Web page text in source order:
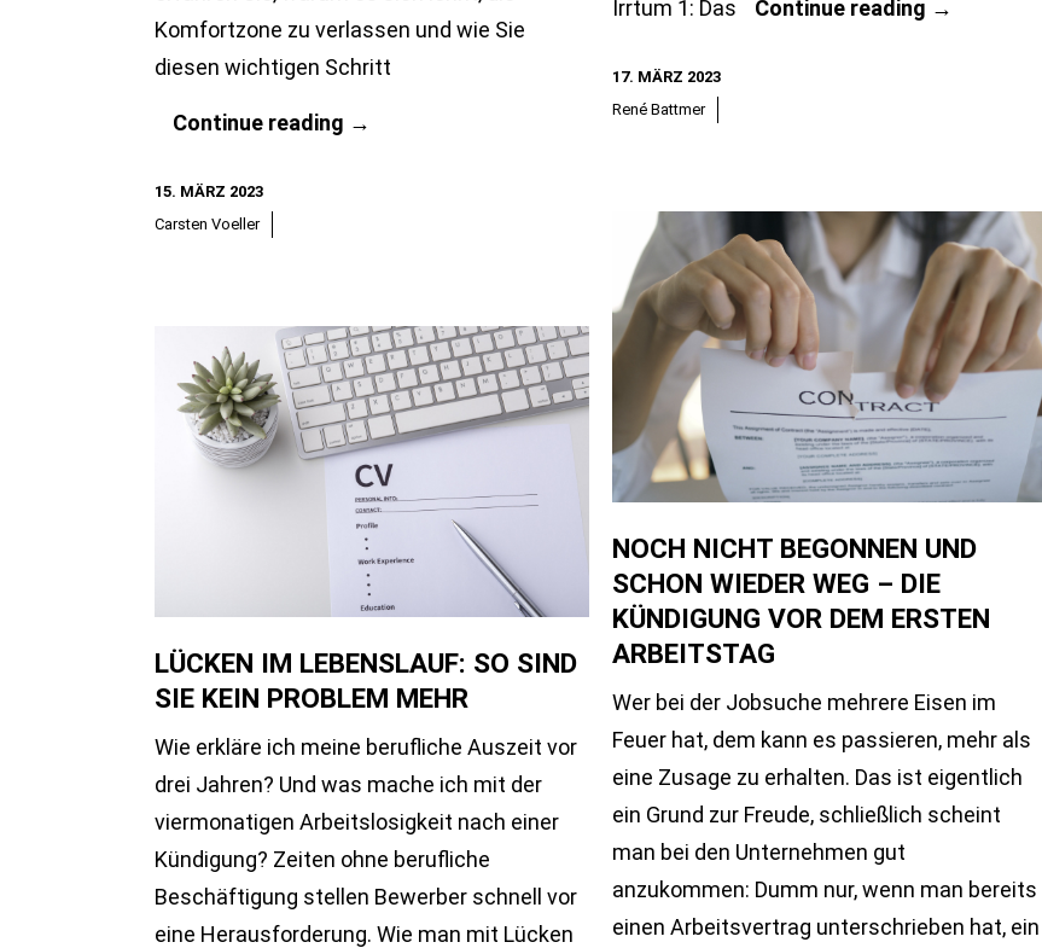
Irrtum 1: Das Continue reading Jobsuche:
Irrtümer
von
Bewerbern
→
17. MÄRZ 2023
René Battmer
Komfortzone zu verlassen und wie Sie
diesen wichtigen Schritt
Continue reading Komfortzone
→
15. MÄRZ 2023
Carsten Voeller
NOCH NICHT BEGONNEN UND
SCHON WIEDER WEG – DIE
KÜNDIGUNG VOR DEM ERSTEN
ARBEITSTAG
Wer bei der Jobsuche mehrere Eisen im
Feuer hat, dem kann es passieren, mehr als
eine Zusage zu erhalten. Das ist eigentlich
ein Grund zur Freude, schließlich scheint
man bei den Unternehmen gut
anzukommen: Dumm nur, wenn man bereits
einen Arbeitsvertrag unterschrieben hat, ein
LÜCKEN IM LEBENSLAUF: SO SIND
SIE KEIN PROBLEM MEHR
Wie erkläre ich meine berufliche Auszeit vor
drei Jahren? Und was mache ich mit der
viermonatigen Arbeitslosigkeit nach einer
Kündigung? Zeiten ohne berufliche
Beschäftigung stellen Bewerber schnell vor
eine Herausforderung. Wie man mit Lücken